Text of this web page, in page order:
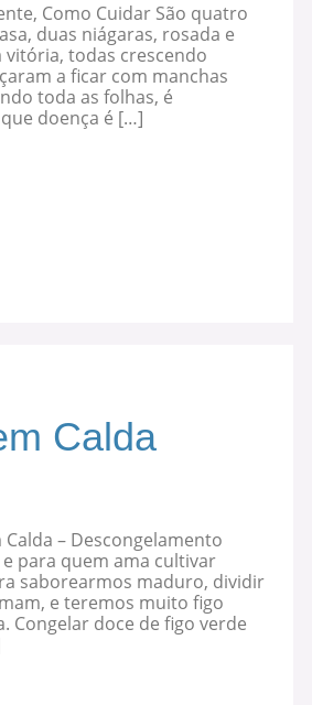
Como Cuidar São quatro
duas niágaras, rosada e
vitória, todas crescendo
a ficar com manchas
toda as folhas, é
doença é […]
Calda
– Descongelamento
para quem ama cultivar
saborearmos maduro, dividir
e teremos muito figo
Congelar doce de figo verde